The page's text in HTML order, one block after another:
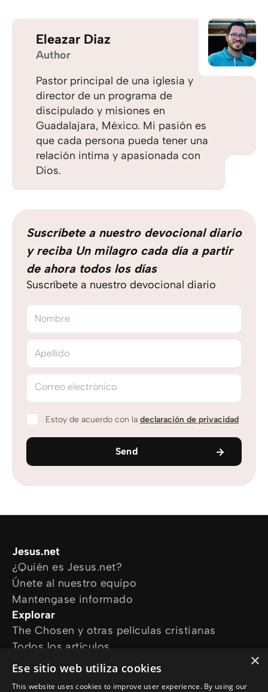
Eleazar Diaz
Author
Pastor principal de una iglesia y
director de un programa de
discipulado y misiones en
Guadalajara, México. Mi pasión es
que cada persona pueda tener una
relación intima y apasionada con
Dios.
Suscríbete a nuestro devocional diario
y reciba Un milagro cada día a partir
de ahora todos los días
Suscríbete a nuestro devocional diario
Nombre
Apellido
Correo electrónico
Estoy de acuerdo con la declaración de privacidad
Send
Jesus.net
¿Quién es Jesus.net?
Únete al nuestro equipo
Mantengase informado
Explorar
The Chosen y otras películas cristianas
Todos los artículos
Cursos online
×
Ese sitio web utiliza cookies
This website uses cookies to improve user experience. By using our